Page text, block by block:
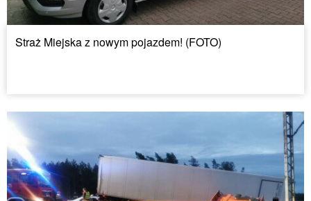
Straż Miejska z nowym pojazdem! (FOTO)